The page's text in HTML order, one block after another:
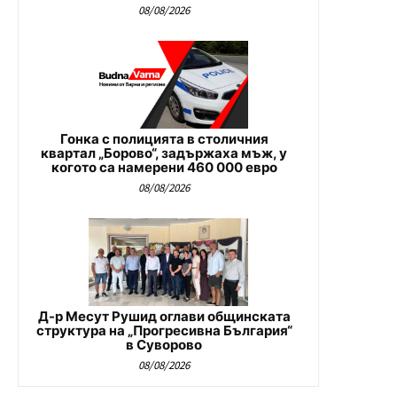
08/08/2026
Гонка с полицията в столичния
квартал „Борово“, задържаха мъж, у
когото са намерени 460 000 евро
08/08/2026
Д-р Месут Рушид оглави общинската
структура на „Прогресивна България“
в Суворово
08/08/2026